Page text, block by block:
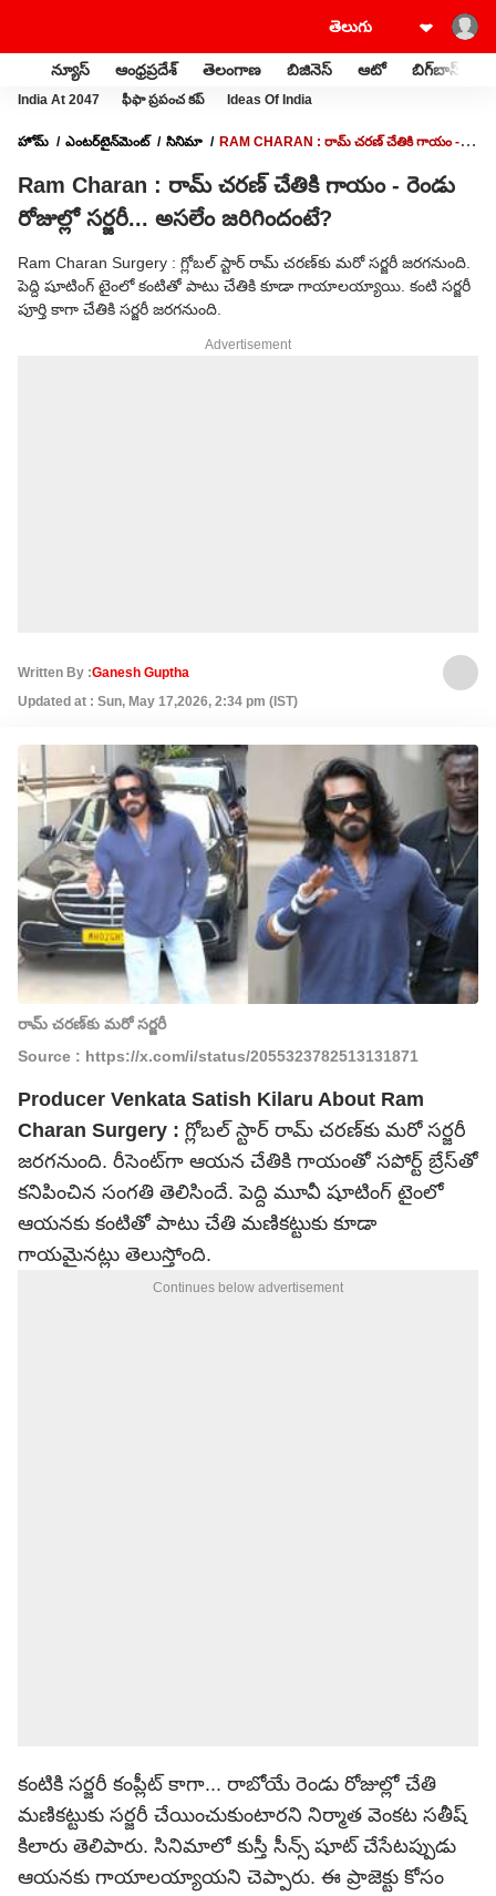
న్యూస్ ఆంధ్రప్రదేశ్ తెలంగాణ బిజినెస్ ఆటో బిగ్‌బాస్
India At 2047 ఫీఫా ప్రపంచ కప్ Ideas Of India
హోమ్ ఎంటర్‌టైన్‌మెంట్‌ సినిమా
RAM CHARAN : రామ్ చరణ్ చేతికి గాయం -
Ram Charan : రామ్ చరణ్ చేతికి గాయం - రెండు
రోజుల్లో సర్జరీ... అసలేం జరిగిందంటే?
Ram Charan Surgery : గ్లోబల్ స్టార్ రామ్ చరణ్‌కు మరో సర్జరీ జరగనుంది.
పెద్ది షూటింగ్ టైంలో కంటితో పాటు చేతికి కూడా గాయాలయ్యాయి. కంటి సర్జరీ
పూర్తి కాగా చేతికి సర్జరీ జరగనుంది.
Advertisement
Written By :Ganesh Guptha
Updated at : Sun, May 17,2026, 2:34 pm (IST)
రామ్ చరణ్‌కు మరో సర్జరీ
Source : https://x.com/i/status/2055323782513131871
Producer Venkata Satish Kilaru About Ram
Charan Surgery : గ్లోబల్ స్టార్ రామ్ చరణ్‌కు మరో సర్జరీ
జరగనుంది. రీసెంట్‌గా ఆయన చేతికి గాయంతో సపోర్ట్ బ్రేస్‌తో
కనిపించిన సంగతి తెలిసిందే. పెద్ది మూవీ షూటింగ్ టైంలో
ఆయనకు కంటితో పాటు చేతి మణికట్టుకు కూడా
గాయమైనట్లు తెలుస్తోంది.
Continues below advertisement
కంటికి సర్జరీ కంప్లీట్ కాగా... రాబోయే రెండు రోజుల్లో చేతి
మణికట్టుకు సర్జరీ చేయించుకుంటారని నిర్మాత వెంకట సతీష్
కిలారు తెలిపారు. సినిమాలో కుస్తీ సీన్స్ షూట్ చేసేటప్పుడు
ఆయనకు గాయాలయ్యాయని చెప్పారు. ఈ ప్రాజెక్టు కోసం